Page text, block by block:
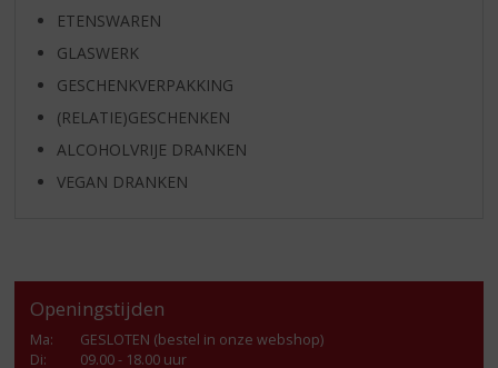
ETENSWAREN
GLASWERK
GESCHENKVERPAKKING
(RELATIE)GESCHENKEN
ALCOHOLVRIJE DRANKEN
VEGAN DRANKEN
Openingstijden
Ma:
GESLOTEN (bestel in onze webshop)
Di:
09.00 - 18.00 uur